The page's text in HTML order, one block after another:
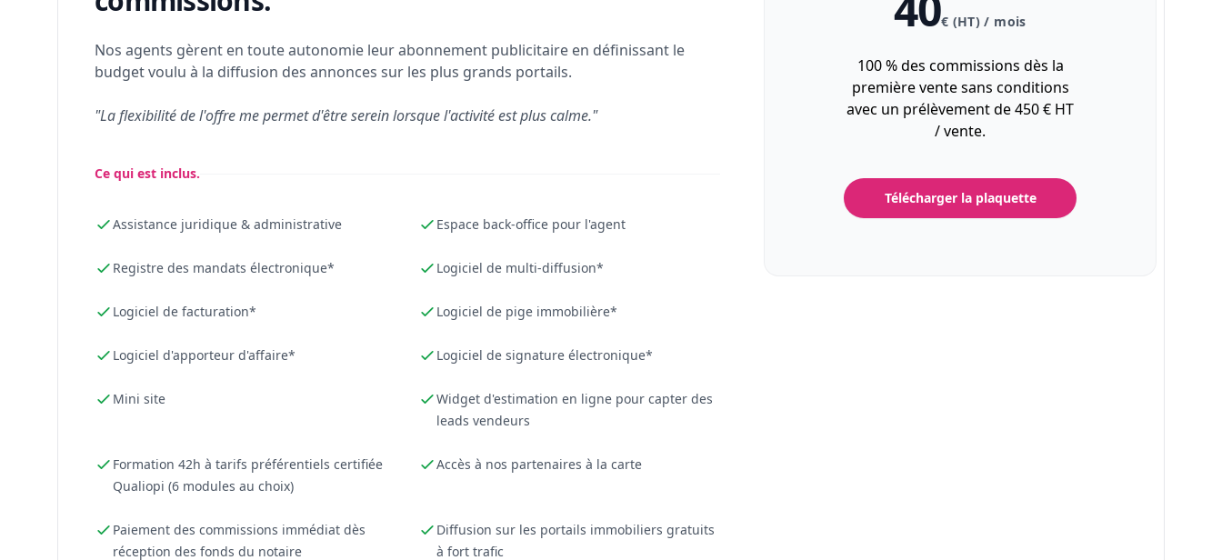
Nos agents gèrent en toute autonomie leur abonnement publicitaire en définissant le
budget voulu à la diffusion des annonces sur les plus grands portails.
"La flexibilité de l'offre me permet d'être serein lorsque l'activité est plus calme."
Ce qui est inclus.
Assistance juridique & administrative Espace back-office pour l'agent
Registre des mandats électronique* Logiciel de multi-diffusion*
Logiciel de facturation* Logiciel de pige immobilière*
Logiciel d'apporteur d'affaire* Logiciel de signature électronique*
Mini site
Widget d'estimation en ligne pour capter des
leads vendeurs
Formation 42h à tarifs préférentiels certifiée
Qualiopi (6 modules au choix)
Accès à nos partenaires à la carte
Paiement des commissions immédiat dès
réception des fonds du notaire
Diffusion sur les portails immobiliers gratuits
à fort trafic
€ (HT) / mois
100 % des commissions dès la
première vente sans conditions
avec un prélèvement de 450 € HT
/ vente.
Télécharger la plaquette